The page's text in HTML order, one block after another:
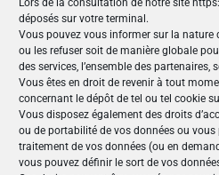
Lors de la consultation de notre site
déposés sur votre terminal.
Vous pouvez vous informer sur la nature
ou les refuser soit de manière globale
des services, l’ensemble des partenaires,
Vous êtes en droit de revenir à tout
concernant le dépôt de tel ou tel cookie
Vous disposez également des droits
ou de portabilité de vos données ou
traitement de vos données (ou en
vous pouvez définir le sort de vos
Les derniers tweets
Tweets by
Nos Publications
Articles (69)
Le Cefcys et son engagement (4)